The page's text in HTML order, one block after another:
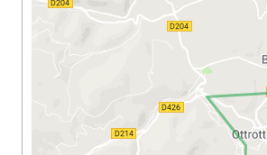
Outils & Réseaux